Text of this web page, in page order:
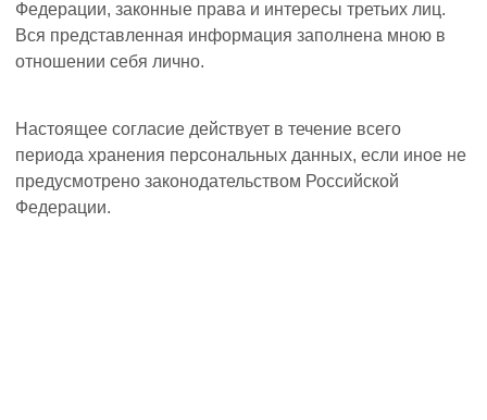
Федерации, законные права и интересы третьих лиц.
Вся представленная информация заполнена мною в
отношении себя лично.
Настоящее согласие действует в течение всего
периода хранения персональных данных, если иное не
предусмотрено законодательством Российской
Федерации.